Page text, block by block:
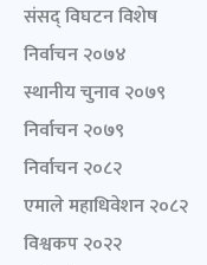
संसद् विघटन विशेष
निर्वाचन २०७४
स्थानीय चुनाव २०७९
निर्वाचन २०७९
निर्वाचन २०८२
एमाले महाधिवेशन २०८२
विश्वकप २०२२